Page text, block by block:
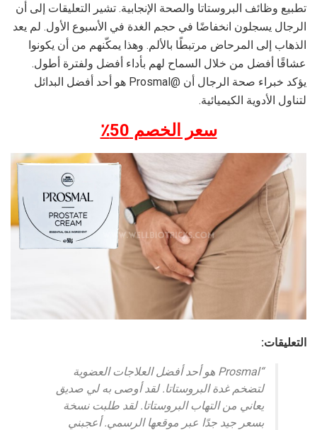
تطبيع وظائف البروستاتا والصحة الإنجابية. تشير التعليقات إلى أن
الرجال يسجلون انخفاضًا في حجم الغدة في الأسبوع الأول. لم يعد
الذهاب إلى المرحاض مرتبطًا بالألم. وهذا يمكّنهم من أن يكونوا
عشاقًا أفضل من خلال السماح لهم بأداء أفضل ولفترة أطول.
يؤكد خبراء صحة الرجال أن @Prosmal هو أحد أفضل البدائل
لتناول الأدوية الكيميائية.
سعر الخصم 50٪
التعليقات:
“Prosmal هو أحد أفضل العلاجات العضوية
لتضخم غدة البروستاتا. لقد أوصى به لي صديق
يعاني من التهاب البروستاتا. لقد طلبت نسخة
بسعر جيد جدًا عبر موقعها الرسمي. أعجبني